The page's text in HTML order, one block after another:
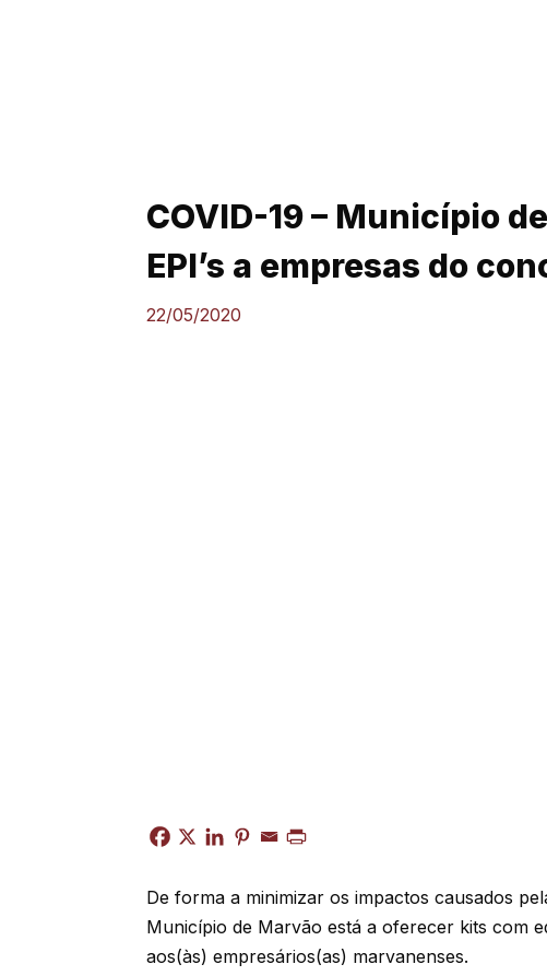
COVID-19 – Município
EPI’s a empresas do
22/05/2020
De forma a minimizar os impactos causados
Município de Marvão está a oferecer kits com
aos(às) empresários(as) marvanenses.